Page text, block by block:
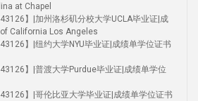
at Chapel
】|加州洛杉矶分校大学UCLA毕业证|成
California Los Angeles
】|纽约大学NYU毕业证|成绩单学位证书
】|普渡大学Purdue毕业证|成绩单学位
】|哥伦比亚大学毕业证|成绩单学位证书